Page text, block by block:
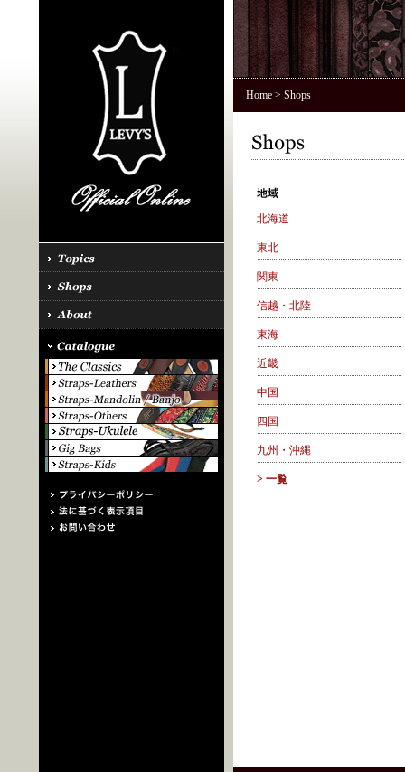
Home> Shops
北海道
東北
関東
信越・北陸
東海
近畿
中国
四国
九州・沖縄
> 一覧